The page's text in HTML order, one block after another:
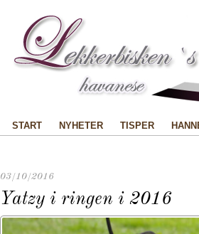
START NYHETER TISPER
03/10/2016
Yatzy i ringen i 2016